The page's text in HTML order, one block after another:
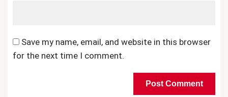
Save my name, email, and website in this browser
for the next time I comment.